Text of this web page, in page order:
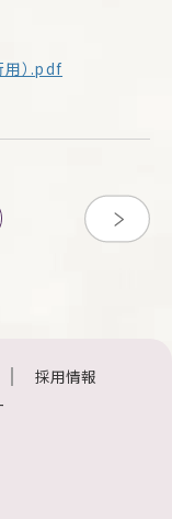
）.pdf
採用情報